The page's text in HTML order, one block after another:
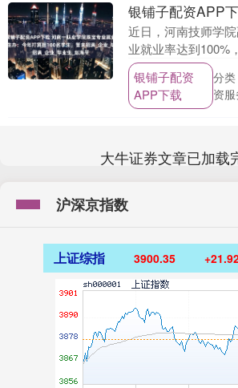
近日，河南技师学
业就业率达到100%
话，引发热议。 6月
工作人员表示，珠
为珠宝首饰....
银铺子配资
APP下载
分
资服
大牛证券文章已加载
沪深京指数
上证综指 3900.35